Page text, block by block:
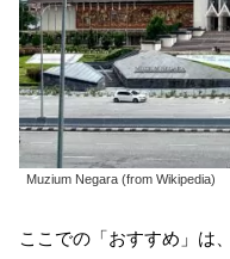
Muzium Negara (from Wikipedia)
ここでの「おすすめ」は